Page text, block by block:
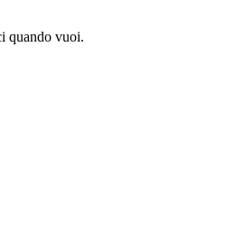
quando vuoi.